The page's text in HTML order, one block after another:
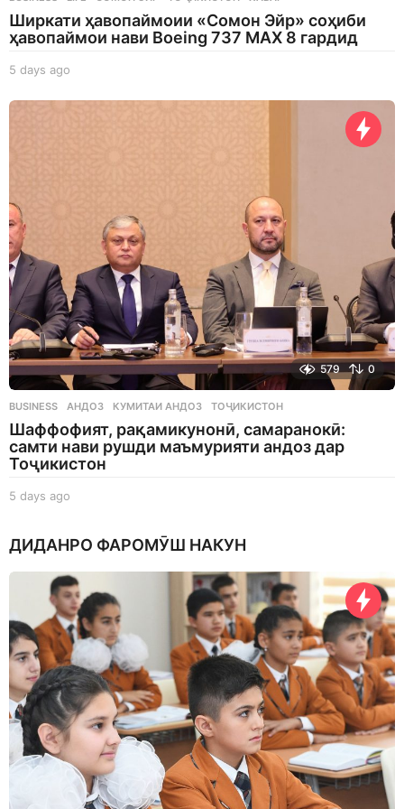
Ширкати ҳавопаймоии «Сомон Эйр» соҳиби
ҳавопаймои нави Boeing 737 MAX 8 гардид
5 days ago
a
579 0
BUSINESS АНДОЗ ,КУМИТАИ АНДОЗ ,ТОҶИКИСТОН
Шаффофият, рақамикунонӣ, самаранокӣ:
самти нави рушди маъмурияти андоз дар
Тоҷикистон
5 days ago
y
a
g
o
ДИДАНРО ФАРОМӮШ НАКУН